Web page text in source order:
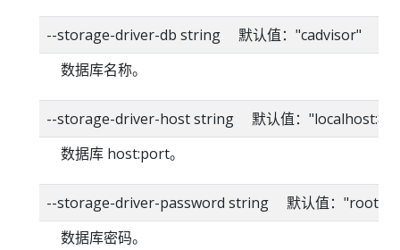
--storage-driver-db string 默认值："cadvisor"
数据库名称。
--storage-driver-host string 默认值：
数据库 host:port。
--storage-driver-password string 默认值："root"
数据库密码。